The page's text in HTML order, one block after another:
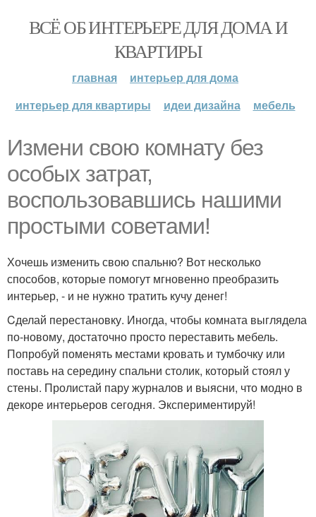
ВСЁ ОБ ИНТЕРЬЕРЕ ДЛЯ ДОМА И
КВАРТИРЫ
главная
интерьер для дома
интерьер для квартиры
идеи дизайна мебель
Измени свою комнату без
особых затрат,
воспользовавшись нашими
простыми советами!
Хочешь изменить свою спальню? Вот несколько
способов, которые помогут мгновенно преобразить
интерьер, - и не нужно тратить кучу денег!
Cделай перестановку. Иногда, чтобы комната выглядела
по-новому, достаточно просто переставить мебель.
Попробуй поменять местами кровать и тумбочку или
поставь на середину спальни столик, который стоял у
стены. Пролистай пару журналов и выясни, что модно в
декоре интерьеров сегодня. Экспериментируй!